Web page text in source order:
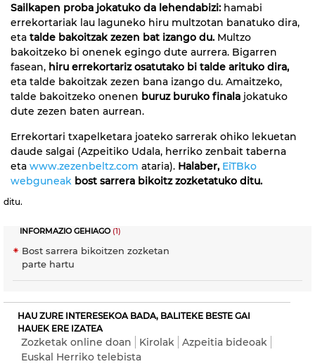
Sailkapen proba jokatuko da lehendabizi: hamabi
errekortariak lau laguneko hiru multzotan banatuko dira,
eta talde bakoitzak zezen bat izango du. Multzo
bakoitzeko bi onenek egingo dute aurrera. Bigarren
fasean, hiru errekortariz osatutako bi talde arituko dira,
eta talde bakoitzak zezen bana izango du. Amaitzeko,
talde bakoitzeko onenen buruz buruko finala jokatuko
dute zezen baten aurrean.
Errekortari txapelketara joateko sarrerak ohiko lekuetan
daude salgai (Azpeitiko Udala, herriko zenbait taberna
eta www.zezenbeltz.com ataria). Halaber, EiTBko
webguneak bost sarrera bikoitz zozketatuko ditu.
ditu.
INFORMAZIO GEHIAGO(1)
Bost sarrera bikoitzen zozketan
parte hartu
HAU ZURE INTERESEKOA BADA, BALITEKE BESTE GAI
HAUEK ERE IZATEA
Zozketak online doan Kirolak
Azpeitia bideoak
Euskal Herriko telebista